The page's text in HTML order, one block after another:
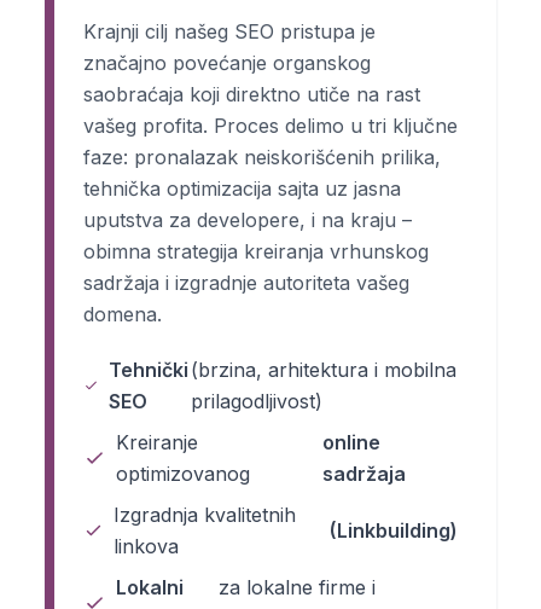
Krajnji cilj našeg SEO pristupa je
značajno povećanje organskog
saobraćaja koji direktno utiče na rast
vašeg profita. Proces delimo u tri ključne
faze: pronalazak neiskorišćenih prilika,
tehnička optimizacija sajta uz jasna
uputstva za developere, i na kraju –
obimna strategija kreiranja vrhunskog
sadržaja i izgradnje autoriteta vašeg
domena.
Tehnički
SEO
(brzina, arhitektura i mobilna
prilagodljivost)
Kreiranje
optimizovanog
online
sadržaja
Izgradnja kvalitetnih
linkova
(Linkbuilding)
Lokalni
za lokalne firme i